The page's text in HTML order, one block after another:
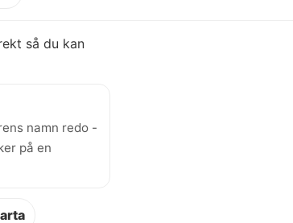
så du kan
namn redo -
på en